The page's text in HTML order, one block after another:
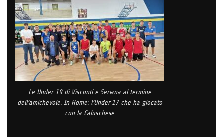
Le Under 19 di Visconti e Seriana al termine
dell’amichevole. In Home: l’Under 17 che ha giocato
con la Caluschese